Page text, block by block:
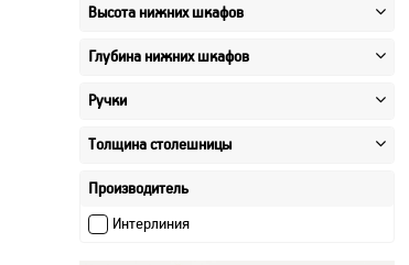
Высота нижних шкафов
Глубина нижних шкафов
Ручки
Толщина столешницы
Производитель
Интерлиния